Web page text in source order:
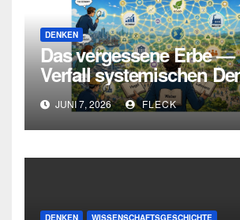
DENKEN
Das vergessene Erbe —
Verfall systemischen
Deutschland
JUNI 7, 2026 FLECK